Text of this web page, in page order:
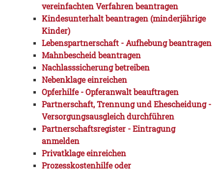
vereinfachten Verfahren beantragen
Kindesunterhalt beantragen (minderjährige
Kinder)
Lebenspartnerschaft - Aufhebung beantragen
Mahnbescheid beantragen
Nachlasssicherung betreiben
Nebenklage einreichen
Opferhilfe - Opferanwalt beauftragen
Partnerschaft, Trennung und Ehescheidung -
Versorgungsausgleich durchführen
Partnerschaftsregister - Eintragung
anmelden
Privatklage einreichen
Prozesskostenhilfe oder